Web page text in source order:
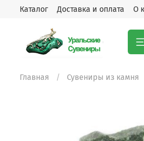
Каталог Доставка и оплата О
Главная Сувениры из камня